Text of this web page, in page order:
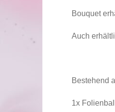
Bouquet
Auch
Bestehend
1x